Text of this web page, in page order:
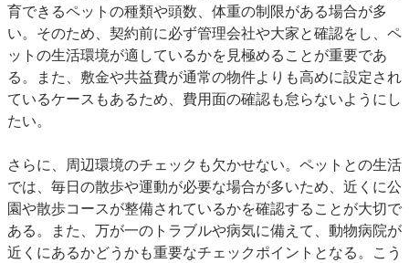
育できるペットの種類や頭数、体重の制限がある場合が多
い。そのため、契約前に必ず管理会社や大家と確認をし、ペ
ットの生活環境が適しているかを見極めることが重要であ
る。また、敷金や共益費が通常の物件よりも高めに設定され
ているケースもあるため、費用面の確認も怠らないようにし
たい。
さらに、周辺環境のチェックも欠かせない。ペットとの生活
では、毎日の散歩や運動が必要な場合が多いため、近くに公
園や散歩コースが整備されているかを確認することが大切で
ある。また、万が一のトラブルや病気に備えて、動物病院が
近くにあるかどうかも重要なチェックポイントとなる。こう